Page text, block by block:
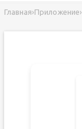
Главная›Приложение›